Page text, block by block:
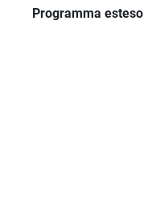
Programma esteso